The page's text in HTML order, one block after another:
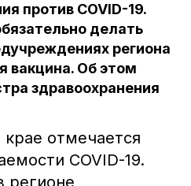
против COVID-19.
делать
региона
вакцина. Об этом
здравоохранения
отмечается
COVID-19.
регионе